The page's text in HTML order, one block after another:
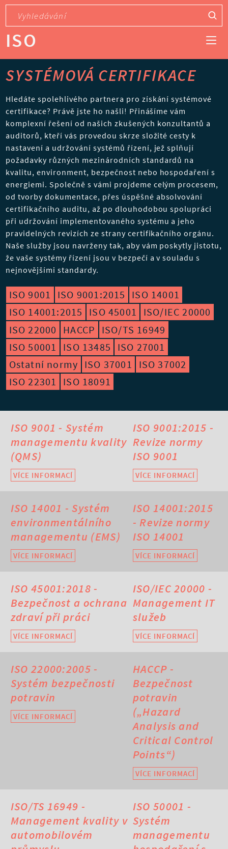
ISO
SYSTÉMOVÁ CERTIFIKACE
Hledáte spolehlivého partnera pro získání systémové
certifikace? Právě jste ho našli! Přinášíme vám
komplexní řešení od našich zkušených konzultantů a
auditorů, kteří vás provedou skrze složité cesty k
nastavení a udržování systémů řízení, jež splňují
požadavky různých mezinárodních standardů na
kvalitu, environment, bezpečnost nebo hospodaření s
energiemi. Společně s vámi projdeme celým procesem,
od tvorby dokumentace, přes úspěšné absolvování
certifikačního auditu, až po dlouhodobou spolupráci
při udržování implementovaného systému a jeho
pravidelných revizích ze strany certifikačního orgánu.
Naše služby jsou navrženy tak, aby vám poskytly jistotu,
že vaše systémy řízení jsou v bezpečí a v souladu s
nejnovějšími standardy.
ISO 9001 ISO 9001:2015
ISO 14001
ISO 14001:2015
ISO 45001
ISO/IEC 20000
ISO 22000
HACCP
ISO/TS 16949
ISO 50001
ISO 13485
ISO 27001
Ostatní normy ISO 37001
ISO 37002
ISO 22301
ISO 18091
ISO 9001 - Systém
managementu kvality
(QMS)
VÍCE INFORMACÍ
ISO 9001:2015 -
Revize normy
ISO 9001
VÍCE INFORMACÍ
ISO 14001 - Systém
environmentálního
managementu (EMS)
VÍCE INFORMACÍ
ISO 14001:2015
- Revize normy
ISO 14001
VÍCE INFORMACÍ
ISO 45001:2018 -
Bezpečnost a ochrana
zdraví při práci
VÍCE INFORMACÍ
ISO/IEC 20000 -
Management IT
služeb
VÍCE INFORMACÍ
ISO 22000:2005 -
Systém bezpečnosti
potravin
VÍCE INFORMACÍ
HACCP -
Bezpečnost
potravin
(„Hazard
Analysis and
Critical Control
Points“)
VÍCE INFORMACÍ
ISO/TS 16949 -
Management kvality v
automobilovém
ISO 50001 -
Systém
managementu